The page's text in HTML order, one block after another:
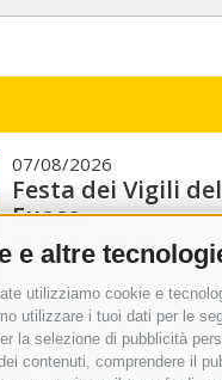
e altre
utilizziamo cookie e
utilizzare i tuoi dati per le
la selezione di pubblicità
contenuti, comprendere il
07/08/2026
Festa dei Vigili del
Fuoco
Racines-Mareta.
Concerto
Il tè delle cinque &
Mercato Sterzl